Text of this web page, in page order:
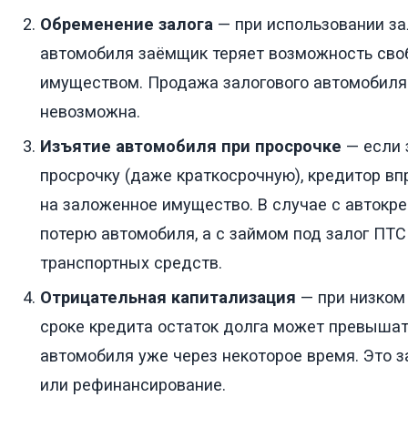
Обременение залога — при использовании
автомобиля заёмщик теряет возможность
имуществом. Продажа залогового
невозможна.
Изъятие автомобиля при просрочке — если
просрочку (даже краткосрочную), кредитор
на заложенное имущество. В случае с
потерю автомобиля, а с займом под залог
транспортных средств.
Отрицательная капитализация — при
сроке кредита остаток долга может
автомобиля уже через некоторое время. Это
или рефинансирование.